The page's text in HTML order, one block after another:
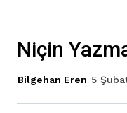
Niçin
Bilgehan Eren 5